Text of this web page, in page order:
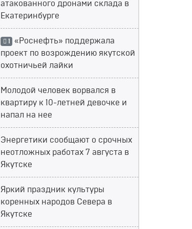
атакованного дронами склада в
Екатеринбурге
1 «Роснефть» поддержала
проект по возрождению якутской
охотничьей лайки
Молодой человек ворвался в
квартиру к 10-летней девочке и
напал на нее
Энергетики сообщают о срочных
неотложных работах 7 августа в
Якутске
Яркий праздник культуры
коренных народов Севера в
Якутске